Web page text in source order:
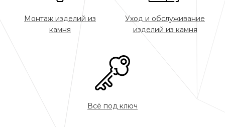
Монтаж изделий из
камня
Уход и обслуживание
изделий из камня
Всё под ключ